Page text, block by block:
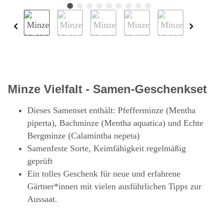
Minze Vielfalt - Samen-Geschenkset
Dieses Samenset enthält: Pfefferminze (Mentha
piperta), Bachminze (Mentha aquatica) und Echte
Bergminze (Calamintha nepeta)
Samenfeste Sorte, Keimfähigkeit regelmäßig
geprüft
Ein tolles Geschenk für neue und erfahrene
Gärtner*innen mit vielen ausführlichen Tipps zur
Aussaat.